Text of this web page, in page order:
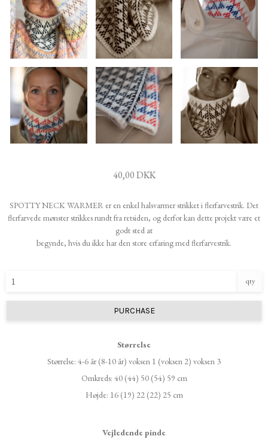
40,00 DKK
SPOTTY NECK WARMER er en enkel halsvarmer strikket i flerfarvestrik. Det
flerfarvede mønster strikkes rundt fra retsiden, og derfor kan dette projekt være et
godt sted at
begynde, hvis du ikke har den store erfaring med flerfarvestrik.
qty
PURCHASE
Størrelse
Størrelse: 4-6 år (8-10 år) voksen 1 (voksen 2) voksen 3
Omkreds: 40 (44) 50 (54) 59 cm
Højde: 16 (19) 22 (22) 25 cm
Vejledende pinde